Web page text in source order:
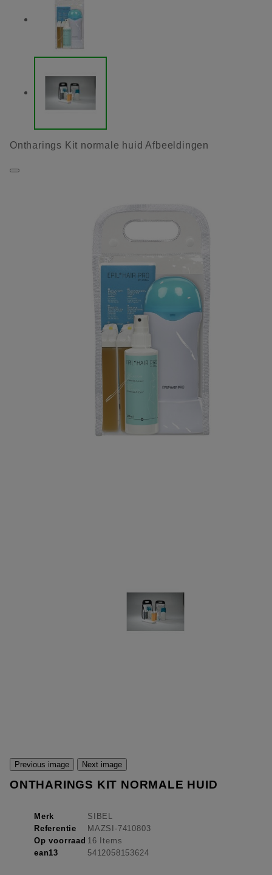
Ontharings Kit normale huid Afbeeldingen
Previous image Next image
ONTHARINGS KIT NORMALE HUID
Merk
SIBEL
Referentie
MAZSI-7410803
Op voorraad 16 Items
ean13
5412058153624